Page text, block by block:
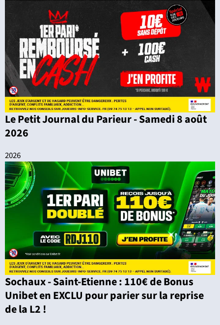
Le Petit Journal du Parieur - Samedi 8 août
2026
2026
Sochaux - Saint-Etienne : 110€ de Bonus
Unibet en EXCLU pour parier sur la reprise
de la L2 !